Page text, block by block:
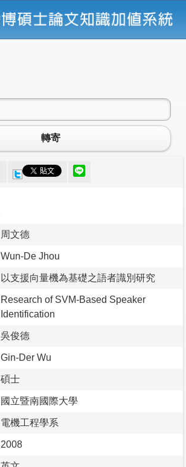
轉寄
周文德
Wun-De Jhou
以支援向量機為基礎之語者識別研究
Research of SVM-Based Speaker
Identification
吳俊德
Gin-Der Wu
碩士
國立暨南國際大學
電機工程學系
2008